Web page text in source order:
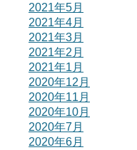
2021年5月
2021年4月
2021年3月
2021年2月
2021年1月
2020年12月
2020年11月
2020年10月
2020年7月
2020年6月